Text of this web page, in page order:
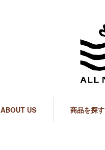
ABOUT US 商品を探す